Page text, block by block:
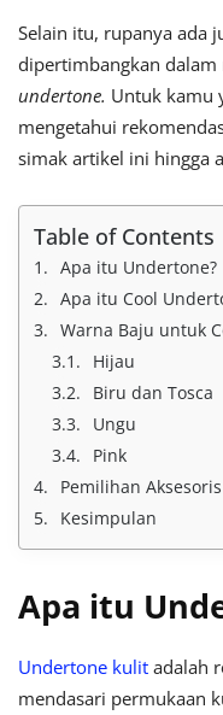
Selain itu, rupanya ada
dipertimbangkan dalam
undertone. Untuk kamu
mengetahui
simak artikel ini hingga
Table of Contents
Apa itu Undertone?
Apa itu Cool
Warna Baju untuk
Hijau
Biru dan Tosca
Ungu
Pink
Pemilihan Aksesoris
Kesimpulan
Apa itu
Undertone kulit adalah
mendasari permukaan